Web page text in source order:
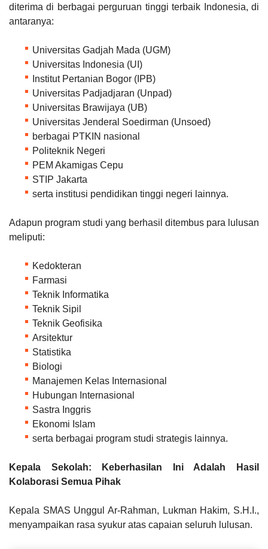
diterima di berbagai perguruan tinggi terbaik Indonesia, di
antaranya:
Universitas Gadjah Mada (UGM)
Universitas Indonesia (UI)
Institut Pertanian Bogor (IPB)
Universitas Padjadjaran (Unpad)
Universitas Brawijaya (UB)
Universitas Jenderal Soedirman (Unsoed)
berbagai PTKIN nasional
Politeknik Negeri
PEM Akamigas Cepu
STIP Jakarta
serta institusi pendidikan tinggi negeri lainnya.
Adapun program studi yang berhasil ditembus para lulusan
meliputi:
Kedokteran
Farmasi
Teknik Informatika
Teknik Sipil
Teknik Geofisika
Arsitektur
Statistika
Biologi
Manajemen Kelas Internasional
Hubungan Internasional
Sastra Inggris
Ekonomi Islam
serta berbagai program studi strategis lainnya.
Kepala Sekolah: Keberhasilan Ini Adalah Hasil
Kolaborasi Semua Pihak
Kepala SMAS Unggul Ar-Rahman, Lukman Hakim, S.H.I.,
menyampaikan rasa syukur atas capaian seluruh lulusan.